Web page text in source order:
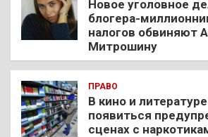
Новое уголовное
блогера-
налогов обвиняют
Митрошину
ПРАВО
В кино и
появиться
сценах с